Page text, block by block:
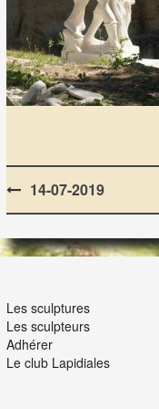
Post
navigation
14-07-2019
Les sculptures
Les sculpteurs
Adhérer
Le club Lapidiales